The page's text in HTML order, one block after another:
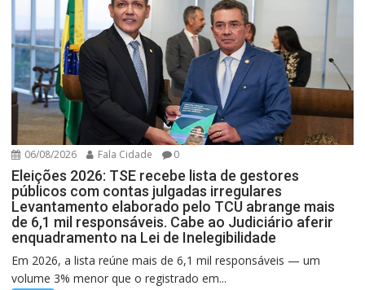
06/08/2026 Fala Cidade 0
Eleições 2026: TSE recebe lista de gestores
públicos com contas julgadas irregulares
Levantamento elaborado pelo TCU abrange mais
de 6,1 mil responsáveis. Cabe ao Judiciário aferir
enquadramento na Lei de Inelegibilidade
Em 2026, a lista reúne mais de 6,1 mil responsáveis — um
volume 3% menor que o registrado em...